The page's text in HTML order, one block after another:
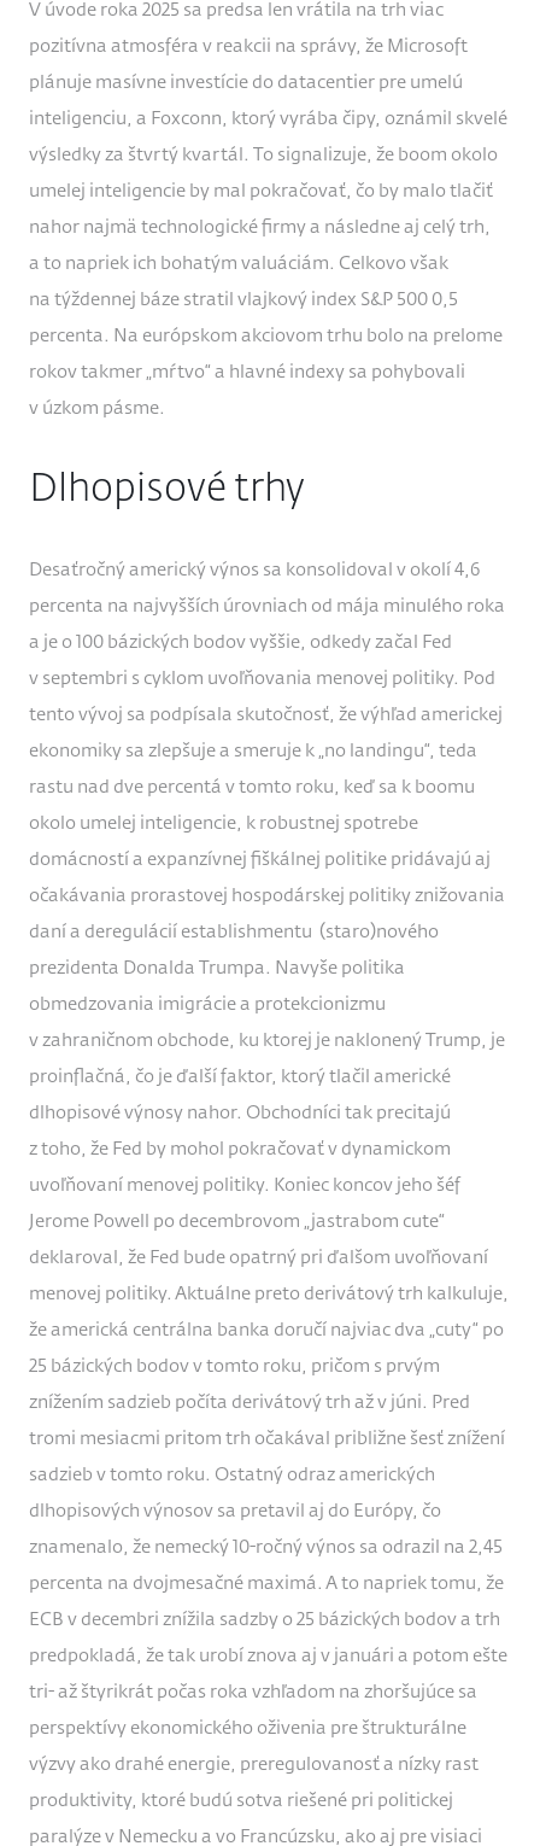
V úvode roka 2025 sa predsa len vrátila na trh viac
pozitívna atmosféra v reakcii na správy, že Microsoft
plánuje masívne investície do datacentier pre umelú
inteligenciu, a Foxconn, ktorý vyrába čipy, oznámil skvelé
výsledky za štvrtý kvartál. To signalizuje, že boom okolo
umelej inteligencie by mal pokračovať, čo by malo tlačiť
nahor najmä technologické firmy a následne aj celý trh,
a to napriek ich bohatým valuáciám. Celkovo však
na týždennej báze stratil vlajkový index S&P 500 0,5
percenta. Na európskom akciovom trhu bolo na prelome
rokov takmer „mŕtvo“ a hlavné indexy sa pohybovali
v úzkom pásme.
Dlhopisové trhy
Desaťročný americký výnos sa konsolidoval v okolí 4,6
percenta na najvyšších úrovniach od mája minulého roka
a je o 100 bázických bodov vyššie, odkedy začal Fed
v septembri s cyklom uvoľňovania menovej politiky. Pod
tento vývoj sa podpísala skutočnosť, že výhľad americkej
ekonomiky sa zlepšuje a smeruje k „no landingu“, teda
rastu nad dve percentá v tomto roku, keď sa k boomu
okolo umelej inteligencie, k robustnej spotrebe
domácností a expanzívnej fiškálnej politike pridávajú aj
očakávania prorastovej hospodárskej politiky znižovania
daní a deregulácií establishmentu (staro)nového
prezidenta Donalda Trumpa. Navyše politika
obmedzovania imigrácie a protekcionizmu
v zahraničnom obchode, ku ktorej je naklonený Trump, je
proinflačná, čo je ďalší faktor, ktorý tlačil americké
dlhopisové výnosy nahor. Obchodníci tak precitajú
z toho, že Fed by mohol pokračovať v dynamickom
uvoľňovaní menovej politiky. Koniec koncov jeho šéf
Jerome Powell po decembrovom „jastrabom cute“
deklaroval, že Fed bude opatrný pri ďalšom uvoľňovaní
menovej politiky. Aktuálne preto derivátový trh kalkuluje,
že americká centrálna banka doručí najviac dva „cuty“ po
25 bázických bodov v tomto roku, pričom s prvým
znížením sadzieb počíta derivátový trh až v júni. Pred
tromi mesiacmi pritom trh očakával približne šesť znížení
sadzieb v tomto roku. Ostatný odraz amerických
dlhopisových výnosov sa pretavil aj do Európy, čo
znamenalo, že nemecký 10-ročný výnos sa odrazil na 2,45
percenta na dvojmesačné maximá. A to napriek tomu, že
ECB v decembri znížila sadzby o 25 bázických bodov a trh
predpokladá, že tak urobí znova aj v januári a potom ešte
tri- až štyrikrát počas roka vzhľadom na zhoršujúce sa
perspektívy ekonomického oživenia pre štrukturálne
výzvy ako drahé energie, preregulovanosť a nízky rast
produktivity, ktoré budú sotva riešené pri politickej
paralýze v Nemecku a vo Francúzsku, ako aj pre visiaci